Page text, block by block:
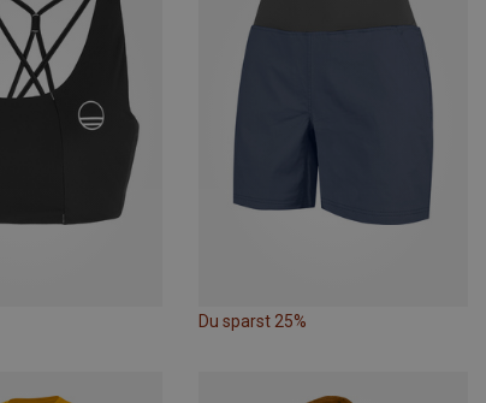
Du sparst 25%